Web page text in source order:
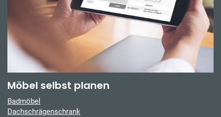
Möbel selbst planen
Badmöbel
Dachschrägenschrank